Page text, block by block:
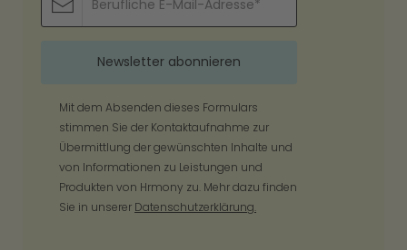
Mit dem Absenden dieses Formulars
stimmen Sie der Kontaktaufnahme zur
Übermittlung der gewünschten Inhalte und
von Informationen zu Leistungen und
Produkten von Hrmony zu. Mehr dazu finden
Sie in unserer Datenschutzerklärung.